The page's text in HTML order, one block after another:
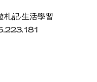
札記‧生活學習